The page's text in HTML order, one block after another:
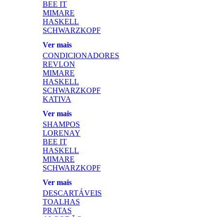
BEE IT
MIMARE
HASKELL
SCHWARZKOPF
Ver mais
CONDICIONADORES
REVLON
MIMARE
HASKELL
SCHWARZKOPF
KATIVA
Ver mais
SHAMPOS
LORENAY
BEE IT
HASKELL
MIMARE
SCHWARZKOPF
Ver mais
DESCARTÁVEIS
TOALHAS
PRATAS